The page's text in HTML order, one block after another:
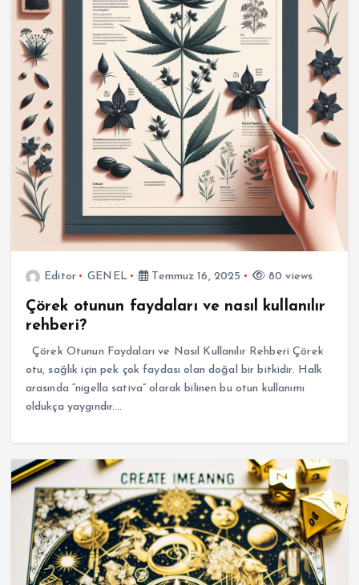
Editor GENEL Temmuz 16, 2025 80 views
Çörek otunun faydaları ve nasıl kullanılır
rehberi?
Çörek Otunun Faydaları ve Nasıl Kullanılır Rehberi Çörek
otu, sağlık için pek çok faydası olan doğal bir bitkidir. Halk
arasında “nigella sativa” olarak bilinen bu otun kullanımı
oldukça yaygındır.…